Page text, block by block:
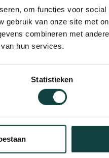
om functies voor
gebruik van onze site met
combineren met
hun services.
Statistieken
door duurzame
en een modernere